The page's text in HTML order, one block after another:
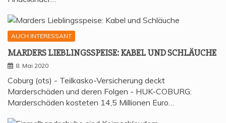
AUCH INTERESSANT
MAR­DERS LIEB­LINGS­SPEI­SE: KABEL UND SCHLÄUCHE
8. Mai 2020
Coburg (ots) - Teilkasko-Versicherung deckt
Marderschäden und deren Folgen - HUK-COBURG:
Marderschäden kosteten 14,5 Millionen Euro…